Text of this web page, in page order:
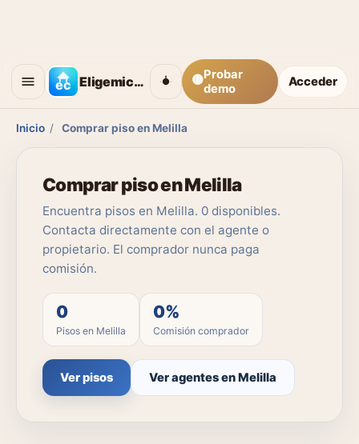
Eligemicasa 🟡Probar
demo
Acceder
Inicio / Comprar piso en Melilla
Comprar piso en Melilla
Encuentra pisos en Melilla. 0 disponibles.
Contacta directamente con el agente o
propietario. El comprador nunca paga
comisión.
0
Pisos en Melilla
0%
Comisión comprador
Ver pisos Ver agentes en Melilla